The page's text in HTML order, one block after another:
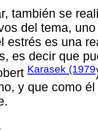
también se
del tema,
estrés es una
es decir que
Karasek (1979
y que como